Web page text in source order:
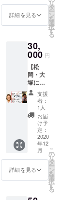
なって
しまっ
地にい
る日本
人に相
談でき
るのは
とても
心強い
はず。
もちろ
んセブ
島の楽
しみ方
も熟知
してお
りま
名所か
ら知る
しょう
か。素
も沢山
ござい
ます。
さらに
滞在中
は大塚
に連絡
するこ
ともで
きま
す。ご
はんを
どこで
食べよ
う、ど
こでお
土産を
ピン人
先生に
直接お
渡しし
あなた
のバ
ディ
ティー
チャー
をぜひ
ご支援
くださ
Dyann
先生・
Kay先
生・
Almarie
先生・
Theres
a先生・
Almarie
詳細を見る
リ
タ
ー
ン
を
選
択
す
る
30,
000 円
【松
岡・大
塚によ
る起
業・経
営相
談・オ
ンライ
ン飲み
会】 創
業・バ
イアウ
ト経験
のある
松岡、
大塚の
支援
者：
1人
お届
け予
定：
2020
年12
月
詳細を見る
こ
の
リ
タ
ー
ン
を
選
択
す
る